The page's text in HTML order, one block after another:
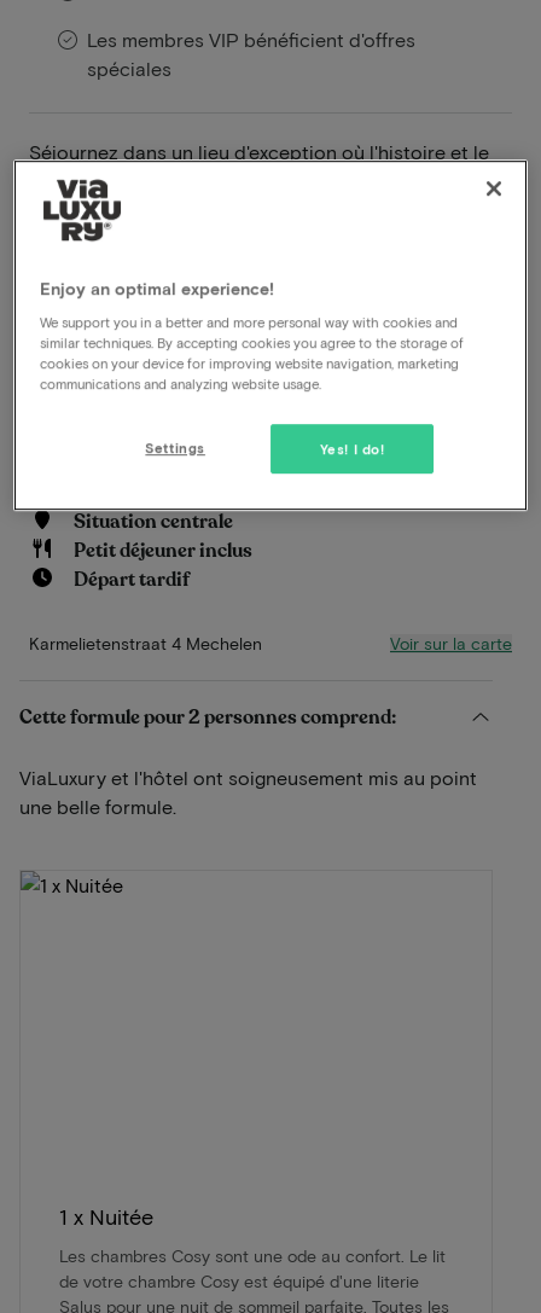
Les membres VIP bénéficient d'offres
spéciales
Séjournez dans un lieu d'exception où l'histoire et le
confort moderne se rencontrent. Martin's Patershof
est installé dans une ancienne église des Frères
Mineurs datant du XIIIe siècle et vous offre une
magnifiques vitraux, les hautes voûtes, les colonnes
majestueuses et les nombreux détails architecturaux
d'origine témoignent du riche passé du bâtiment,
tandis que vous profitez de tout le confort d'un
Situation centrale
Petit déjeuner inclus
Départ tardif
Karmelietenstraat 4 Mechelen Voir sur la carte
Cette formule pour 2 personnes comprend:
ViaLuxury et l'hôtel ont soigneusement mis au point
une belle formule.
1 x Nuitée
Les chambres Cosy sont une ode au confort. Le lit
de votre chambre Cosy est équipé d'une literie
Salus pour une nuit de sommeil parfaite. Toutes les
Enjoy an optimal experience!
We support you in a better and more personal way with cookies and
similar techniques. By accepting cookies you agree to the storage of
cookies on your device for improving website navigation, marketing
communications and analyzing website usage.
Yes! I do!
Settings